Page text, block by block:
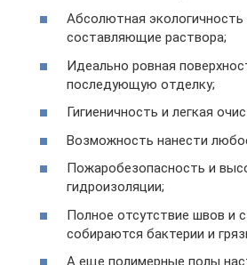
Абсолютная
составляющие раствора;
Идеально ровная
последующую отделку;
Гигиеничность и легкая
Возможность нанести
Пожаробезопасность и
гидроизоляции;
Полное отсутствие швов и
собираются бактерии и
А еще полимерные полы